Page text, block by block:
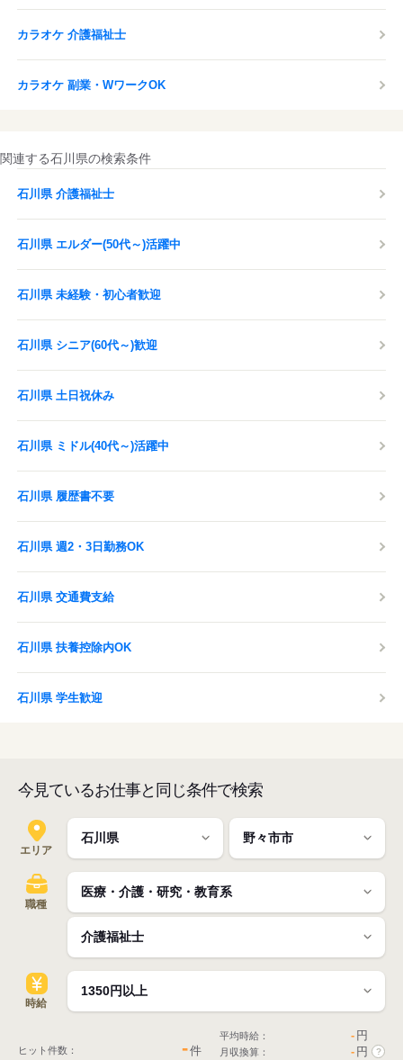
カラオケ 介護福祉士
カラオケ 副業・WワークOK
関連する石川県の検索条件
石川県 介護福祉士
石川県 エルダー(50代～)活躍中
石川県 未経験・初心者歓迎
石川県 シニア(60代～)歓迎
石川県 土日祝休み
石川県 ミドル(40代～)活躍中
石川県 履歴書不要
石川県 週2・3日勤務OK
石川県 交通費支給
石川県 扶養控除内OK
石川県 学生歓迎
今見ているお仕事と同じ条件で検索
エリア
職種
時給
ヒット件数： -件
平均時給： - 円
月収換算： - 円 ?